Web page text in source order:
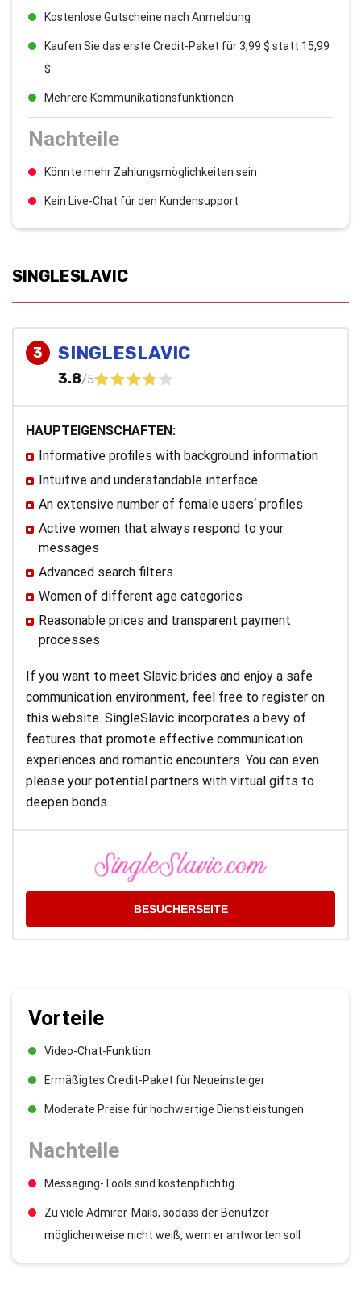
Kostenlose Gutscheine nach Anmeldung
Kaufen Sie das erste Credit-Paket für 3,99 $ statt 15,99
$
Mehrere Kommunikationsfunktionen
Nachteile
Könnte mehr Zahlungsmöglichkeiten sein
Kein Live-Chat für den Kundensupport
SINGLESLAVIC
3 SINGLESLAVIC
3.8/5
HAUPTEIGENSCHAFTEN:
Informative profiles with background information
Intuitive and understandable interface
An extensive number of female users‘ profiles
Active women that always respond to your
messages
Advanced search filters
Women of different age categories
Reasonable prices and transparent payment
processes
If you want to meet Slavic brides and enjoy a safe
communication environment, feel free to register on
this website. SingleSlavic incorporates a bevy of
features that promote effective communication
experiences and romantic encounters. You can even
please your potential partners with virtual gifts to
deepen bonds.
BESUCHERSEITE
Vorteile
Video-Chat-Funktion
Ermäßigtes Credit-Paket für Neueinsteiger
Moderate Preise für hochwertige Dienstleistungen
Nachteile
Messaging-Tools sind kostenpflichtig
Zu viele Admirer-Mails, sodass der Benutzer
möglicherweise nicht weiß, wem er antworten soll